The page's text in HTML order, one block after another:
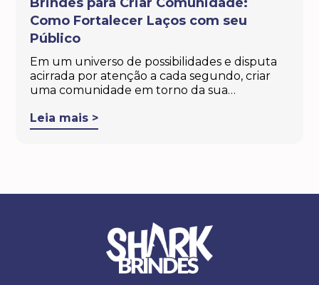
Como Fortalecer Laços com seu
Público
Em um universo de possibilidades e disputa
acirrada por atenção a cada segundo, criar
uma comunidade em torno da sua…
Leia mais >